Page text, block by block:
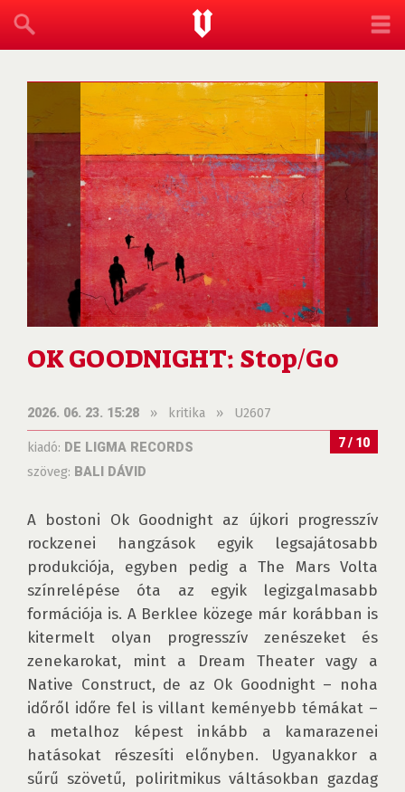
OK GOODNIGHT: Stop/Go
2026. 06. 23. 15:28 » kritika » U2607
7 / 10
kiadó: DE LIGMA RECORDS
szöveg: BALI DÁVID
A bostoni Ok Goodnight az újkori progresszív
rockzenei hangzások egyik legsajátosabb
produkciója, egyben pedig a The Mars Volta
színrelépése óta az egyik legizgalmasabb
formációja is. A Berklee közege már korábban is
kitermelt olyan progresszív zenészeket és
zenekarokat, mint a Dream Theater vagy a
Native Construct, de az Ok Goodnight – noha
időről időre fel is villant keményebb témákat –
a metalhoz képest inkább a kamarazenei
hatásokat részesíti előnyben. Ugyanakkor a
sűrű szövetű, poliritmikus váltásokban gazdag